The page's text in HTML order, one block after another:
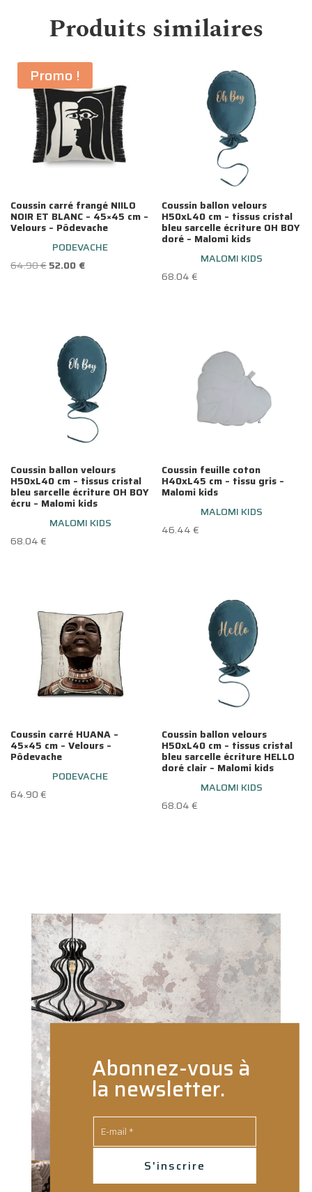
Produits similaires
Promo !
Coussin carré frangé NIILO
NOIR ET BLANC – 45×45 cm –
Velours – Pôdevache
PODEVACHE
64.90€Le
64.90 €.
52.00 €Le
52.00 €.
Coussin ballon velours
H50xL40 cm – tissus cristal
bleu sarcelle écriture OH BOY
doré – Malomi kids
MALOMI KIDS
68.04€
Coussin ballon velours
H50xL40 cm – tissus cristal
bleu sarcelle écriture OH BOY
écru – Malomi kids
MALOMI KIDS
68.04€
Coussin feuille coton
H40xL45 cm – tissu gris –
Malomi kids
MALOMI KIDS
46.44€
Coussin carré HUANA –
45×45 cm – Velours –
Pôdevache
PODEVACHE
64.90€
Coussin ballon velours
H50xL40 cm – tissus cristal
bleu sarcelle écriture HELLO
doré clair – Malomi kids
MALOMI KIDS
68.04€
Abonnez-vous à
la newsletter.
S'inscrire